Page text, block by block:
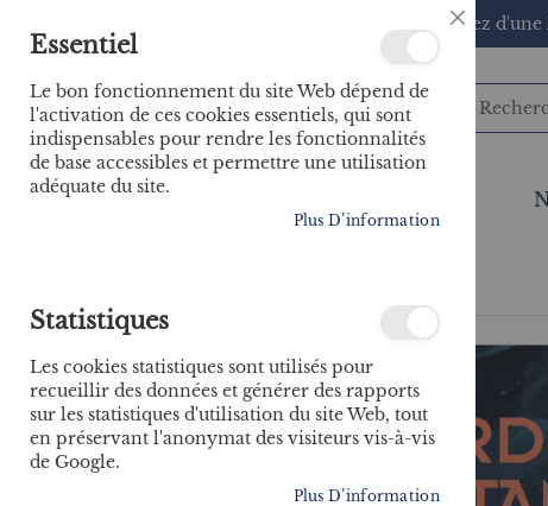
🚚 Bénéficiez
Skip
the
end
of
the
images
Close
Cookie
Essentiel
Le bon fonctionnement du site Web dépend de
l'activation de ces cookies essentiels, qui sont
indispensables pour rendre les fonctionnalités
de base accessibles et permettre une utilisation
adéquate du site.
Plus D’information
Statistiques
Les cookies statistiques sont utilisés pour
recueillir des données et générer des rapports
sur les statistiques d'utilisation du site Web, tout
en préservant l'anonymat des visiteurs vis-à-vis
de Google.
Plus D’information